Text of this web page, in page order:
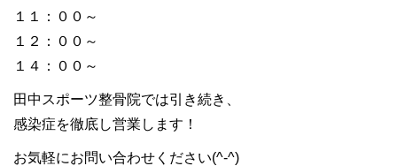
１１：００～
１２：００～
１４：００～
田中スポーツ整骨院では引き続き、
感染症を徹底し営業します！
お気軽にお問い合わせください(^-^)